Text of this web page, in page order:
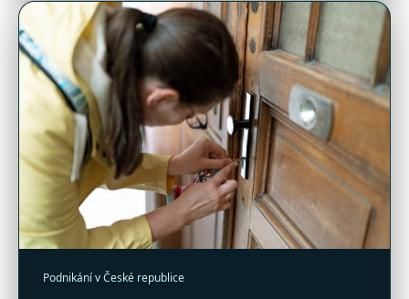
Podnikání v České republice